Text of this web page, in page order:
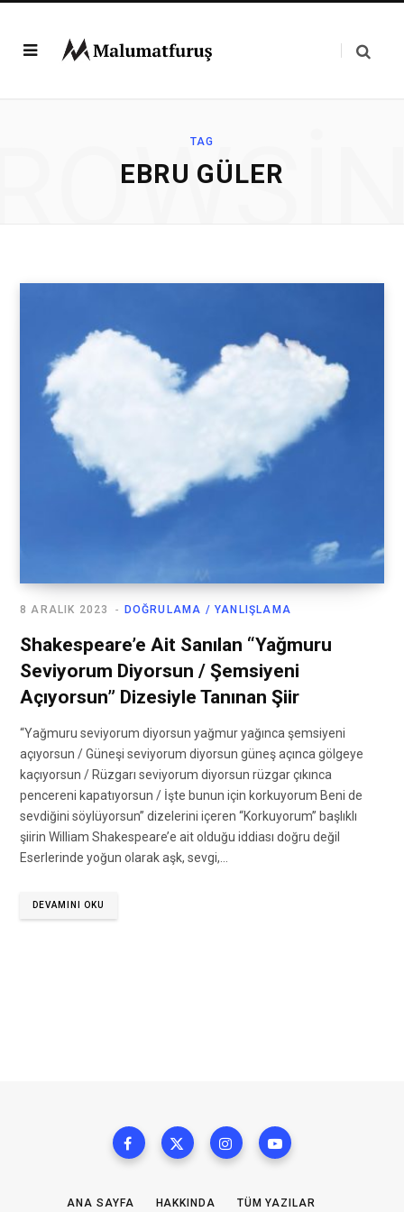
TAG
EBRU GÜLER
DOĞRULAMA / YANLIŞLAMA
8 ARALIK 2023
Shakespeare’e Ait Sanılan “Yağmuru
Seviyorum Diyorsun / Şemsiyeni
Açıyorsun” Dizesiyle Tanınan Şiir
“Yağmuru seviyorum diyorsun yağmur yağınca şemsiyeni
açıyorsun / Güneşi seviyorum diyorsun güneş açınca gölgeye
kaçıyorsun / Rüzgarı seviyorum diyorsun rüzgar çıkınca
pencereni kapatıyorsun / İşte bunun için korkuyorum Beni de
sevdiğini söylüyorsun” dizelerini içeren “Korkuyorum” başlıklı
şiirin William Shakespeare’e ait olduğu iddiası doğru değil
Eserlerinde yoğun olarak aşk, sevgi,…
DEVAMINI OKU
ANA SAYFA HAKKINDA TÜM YAZILAR